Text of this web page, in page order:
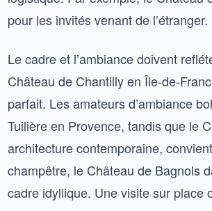
pour les invités venant de l’étranger.
Le cadre et l’ambiance doivent
Château de Chantilly en Île-de-
parfait. Les amateurs d’ambiance
Tuilière en Provence, tandis que le
architecture contemporaine,
champêtre, le Château de Bagnols
cadre idyllique. Une visite sur place